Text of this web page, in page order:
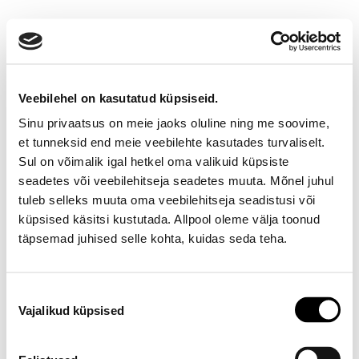
Veebilehel on kasutatud küpsiseid.
Sinu privaatsus on meie jaoks oluline ning me soovime,
et tunneksid end meie veebilehte kasutades turvaliselt.
Sul on võimalik igal hetkel oma valikuid küpsiste
seadetes või veebilehitseja seadetes muuta. Mõnel juhul
tuleb selleks muuta oma veebilehitseja seadistusi või
küpsised käsitsi kustutada. Allpool oleme välja toonud
täpsemad juhised selle kohta, kuidas seda teha.
valik
Vajalikud küpsised
Ootamatu viga!
Proovi varsti uuesti
Telefon E-R 9-17 6673334